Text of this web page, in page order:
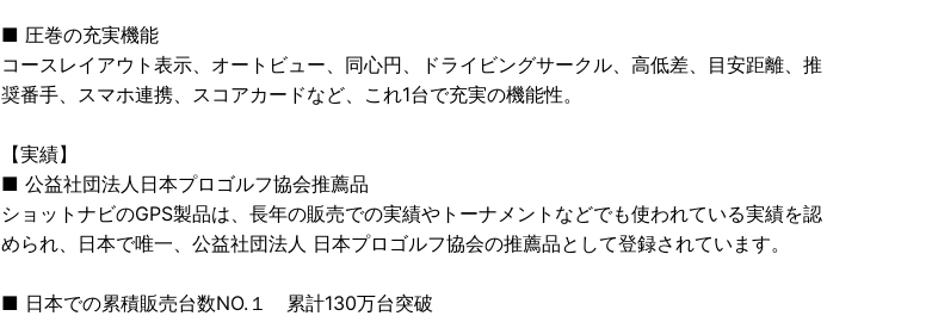
■ 圧巻の充実機能
コースレイアウト表示、オートビュー、同心円、ドライビングサークル、高低差、目安距離、推
奨番手、スマホ連携、スコアカードなど、これ1台で充実の機能性。
【実績】
■ 公益社団法人日本プロゴルフ協会推薦品
ショットナビのGPS製品は、長年の販売での実績やトーナメントなどでも使われている実績を認
められ、日本で唯一、公益社団法人 日本プロゴルフ協会の推薦品として登録されています。
■ 日本での累積販売台数NO.１ 累計130万台突破